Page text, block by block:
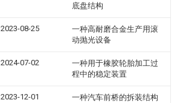
底盘结构
2023-08-25
一种高耐磨合金生产用滚
动抛光设备
2024-07-02
一种用于橡胶轮胎加工过
程中的稳定装置
2023-12-01 一种汽车前桥的拆装结构